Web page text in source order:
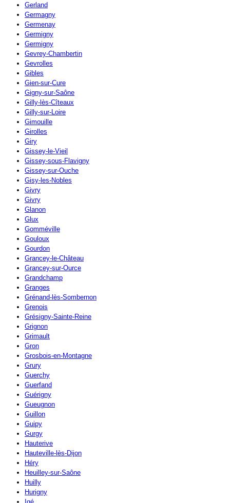
Gerland
Germagny
Germenay
Germigny
Germigny
Gevrey-Chambertin
Gevrolles
Gibles
Gien-sur-Cure
Gigny-sur-Saône
Gilly-lès-Cîteaux
Gilly-sur-Loire
Gimouille
Girolles
Giry
Gissey-le-Vieil
Gissey-sous-Flavigny
Gissey-sur-Ouche
Gisy-les-Nobles
Givry
Givry
Glanon
Glux
Gomméville
Gouloux
Gourdon
Grancey-le-Château
Grancey-sur-Ource
Grandchamp
Granges
Grénand-lès-Sombernon
Grenois
Grésigny-Sainte-Reine
Grignon
Grimault
Gron
Grosbois-en-Montagne
Grury
Guerchy
Guerfand
Guérigny
Gueugnon
Guillon
Guipy
Gurgy
Hauterive
Hauteville-lès-Dijon
Héry
Heuilley-sur-Saône
Huilly
Hurigny